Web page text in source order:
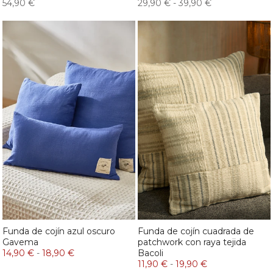
54,90 € 29,90 € - 39,90 €
Funda de cojín azul oscuro
Gavema
14,90 € - 18,90 €
Funda de cojín cuadrada de
patchwork con raya tejida
Bacoli
11,90 € - 19,90 €